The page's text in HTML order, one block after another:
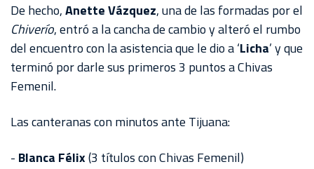
De hecho,Anette Vázquez, una de las formadas por el
Chiverío, entró a la cancha de cambio y alteró el rumbo
del encuentro con la asistencia que le dio a ‘Licha’ y que
terminó por darle sus primeros 3 puntos a Chivas
Femenil.
Las canteranas con minutos ante Tijuana:
- Blanca Félix(3 títulos con Chivas Femenil)